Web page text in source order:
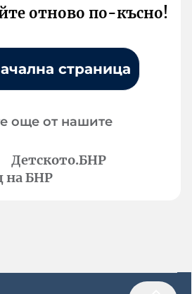
отново по-късно!
страница
още от нашите
Детското.БНР
на БНР